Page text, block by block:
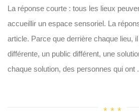
La réponse courte : tous les lieux
accueillir un espace sensoriel. La
article. Parce que derrière chaque lieu,
différente, un public différent, une
chaque solution, des personnes qui ont